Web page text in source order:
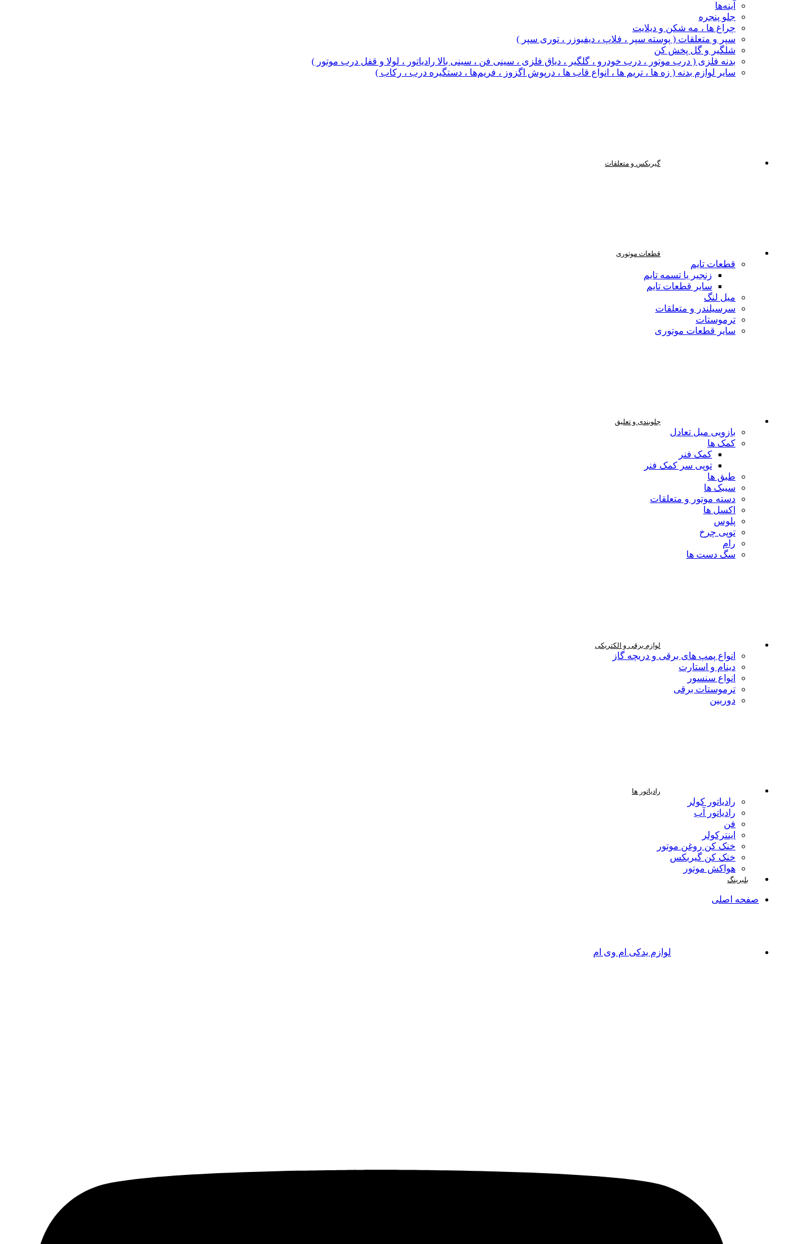
آینه‌ها
جلو پنجره
چراغ‌ ها ، مه‌ شکن و دیلایت
سپر و متعلقات ( پوسته سپر ، فلاپ ، دیفیوزر ، توری سپر )
شلگیر و گل‌ پخش‌ کن
بدنه فلزی ( درب موتور ، درب خودرو ، گلگیر ، دیاق فلزی ، سینی فن ، سینی بالا رادیاتور ، لولا و قفل درب موتور )
سایر لوازم بدنه ( زه ها ، تریم ها ، انواع قاب ها ، درپوش اگزوز ، فریم‌ها ، دستگیره درب ، رکاب )
گیربکس و متعلقات
قطعات موتوری
قطعات تایم
زنجیر یا تسمه تایم
سایر قطعات تایم
میل لنگ
سرسیلندر و متعلقات
ترموستات
سایر قطعات موتوری
جلوبندی و تعلیق
بازویی میل تعادل
کمک ها
کمک فنر
توپی سر کمک فنر
طبق ها
سیبک ها
دسته موتور و متعلقات
اکسل ها
پلوس
توپی چرخ
رام
سگ دست ها
لوازم برقی و الکتریکی
انواع پمپ های برقی و دریچه گاز
دینام و استارت
انواع سنسور
ترموستات برقی
دوربین
رادیاتور ها
رادیاتور کولر
رادیاتور آب
فن
اینترکولر
خنک کن روغن موتور
خنک کن گیربکس
هواکش موتور
بلبرینگ
صفحه اصلی
لوازم یدکی ام وی ام